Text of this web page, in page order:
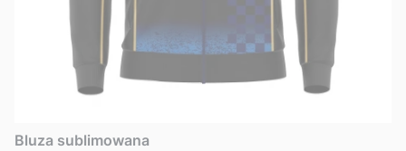
Bluza sublimowana